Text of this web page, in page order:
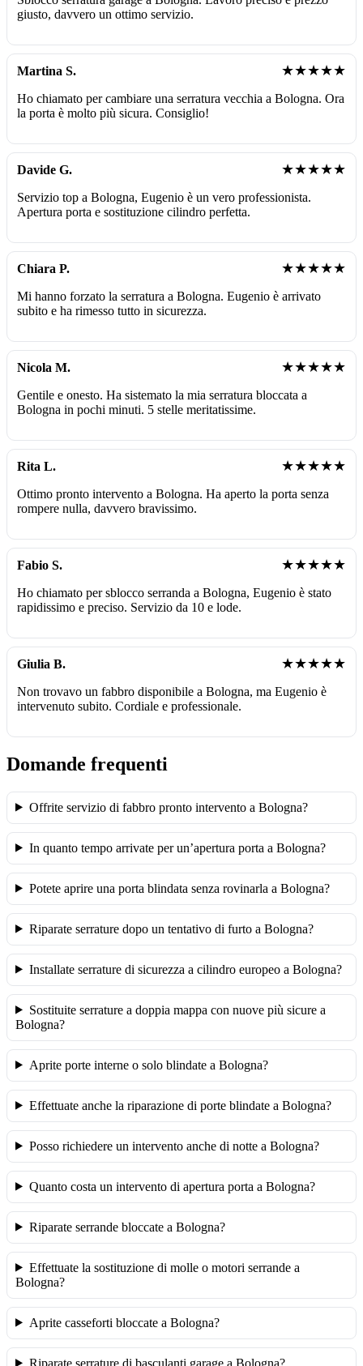
giusto, davvero un ottimo servizio.
Martina S. ★★★★★
Ho chiamato per cambiare una serratura vecchia a Bologna. Ora
la porta è molto più sicura. Consiglio!
Davide G. ★★★★★
Servizio top a Bologna, Eugenio è un vero professionista.
Apertura porta e sostituzione cilindro perfetta.
Chiara P. ★★★★★
Mi hanno forzato la serratura a Bologna. Eugenio è arrivato
subito e ha rimesso tutto in sicurezza.
Nicola M. ★★★★★
Gentile e onesto. Ha sistemato la mia serratura bloccata a
Bologna in pochi minuti. 5 stelle meritatissime.
Rita L. ★★★★★
Ottimo pronto intervento a Bologna. Ha aperto la porta senza
rompere nulla, davvero bravissimo.
Fabio S. ★★★★★
Ho chiamato per sblocco serranda a Bologna, Eugenio è stato
rapidissimo e preciso. Servizio da 10 e lode.
Giulia B. ★★★★★
Non trovavo un fabbro disponibile a Bologna, ma Eugenio è
intervenuto subito. Cordiale e professionale.
Domande frequenti
Offrite servizio di fabbro pronto intervento a Bologna?
In quanto tempo arrivate per un’apertura porta a Bologna?
Potete aprire una porta blindata senza rovinarla a Bologna?
Riparate serrature dopo un tentativo di furto a Bologna?
Installate serrature di sicurezza a cilindro europeo a Bologna?
Sostituite serrature a doppia mappa con nuove più sicure a
Bologna?
Aprite porte interne o solo blindate a Bologna?
Effettuate anche la riparazione di porte blindate a Bologna?
Posso richiedere un intervento anche di notte a Bologna?
Quanto costa un intervento di apertura porta a Bologna?
Riparate serrande bloccate a Bologna?
Effettuate la sostituzione di molle o motori serrande a
Bologna?
Aprite casseforti bloccate a Bologna?
Riparate serrature di basculanti garage a Bologna?